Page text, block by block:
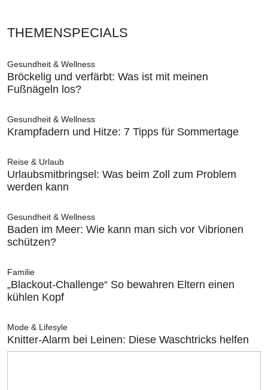
THEMENSPECIALS
Gesundheit & Wellness
Bröckelig und verfärbt: Was ist mit meinen
Fußnägeln los?
Gesundheit & Wellness
Krampfadern und Hitze: 7 Tipps für Sommertage
Reise & Urlaub
Urlaubsmitbringsel: Was beim Zoll zum Problem
werden kann
Gesundheit & Wellness
Baden im Meer: Wie kann man sich vor Vibrionen
schützen?
Familie
„Blackout-Challenge“ So bewahren Eltern einen
kühlen Kopf
Mode & Lifesyle
Knitter-Alarm bei Leinen: Diese Waschtricks helfen